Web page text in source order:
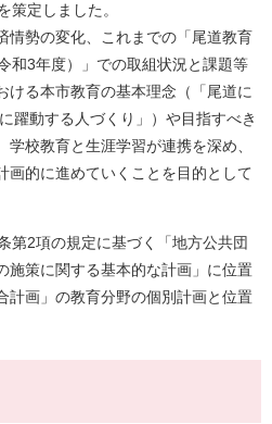
策定しました。
勢の変化、これまでの「尾道教育
和3年度）」での取組状況と課題等
ける本市教育の基本理念（「尾道に
躍動する人づくり」）や目指すべき
校教育と生涯学習が連携を深め、
画的に進めていくことを目的として
2項の規定に基づく「地方公共団
施策に関する基本的な計画」に位置
計画」の教育分野の個別計画と位置